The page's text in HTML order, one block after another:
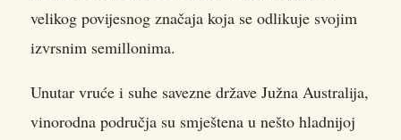
velikog povijesnog značaja koja se odlikuje svojim
izvrsnim semillonima.
Unutar vruće i suhe savezne države Južna Australija,
vinorodna područja su smještena u nešto hladnijoj